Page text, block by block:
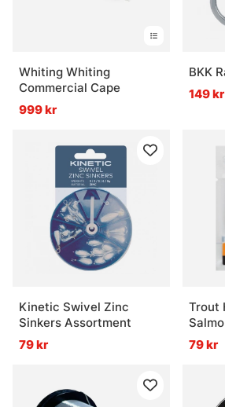
Whiting Whiting
Commercial Cape
999 kr
BKK
149 kr
Kinetic Swivel Zinc
Sinkers Assortment
79 kr
Trout
Tafs
79 kr